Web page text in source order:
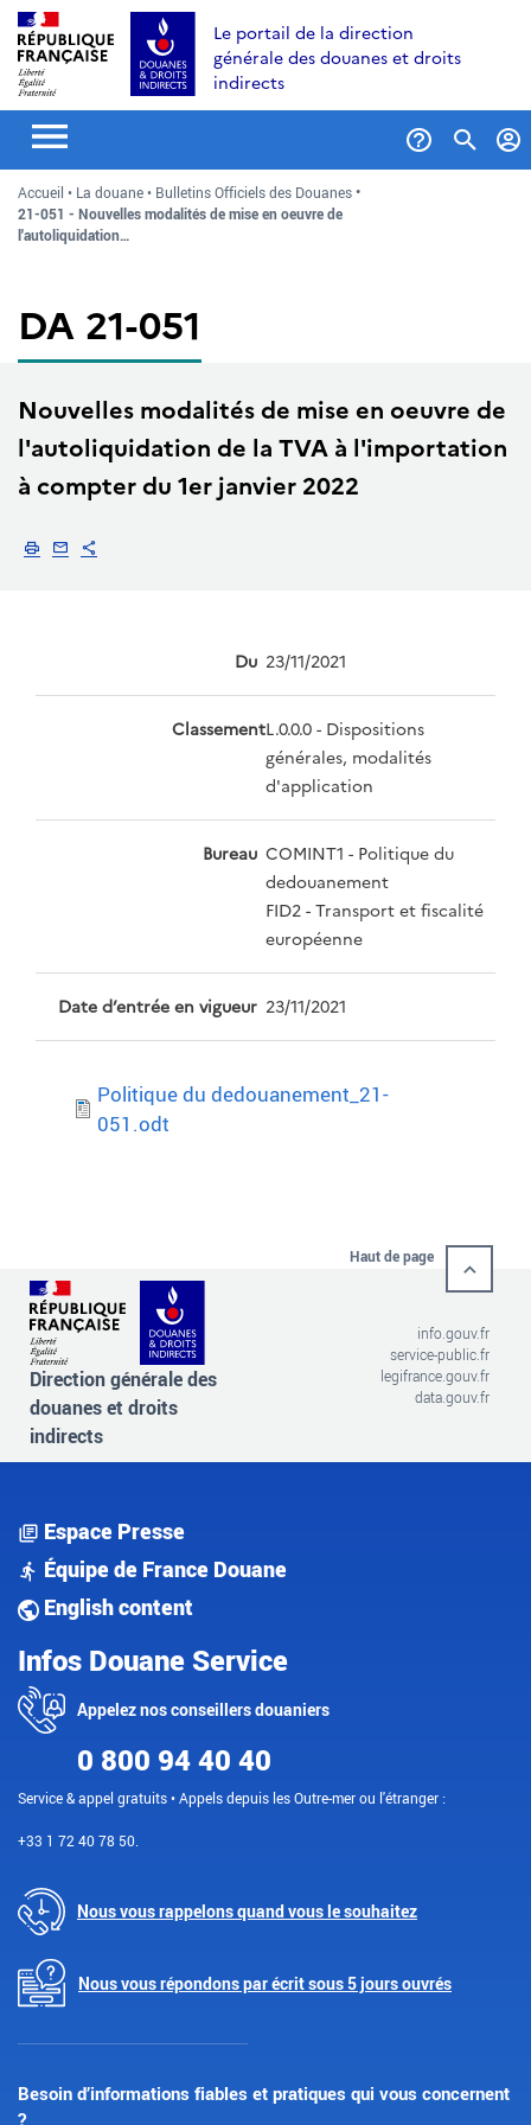
Aller
au
contenu
Aller
recherche
Aller
au
menu
Le portail de la direction
générale des douanes et droits
indirects
Accueil La douane
Bulletins Officiels des Douanes
21-051 - Nouvelles modalités de mise en oeuvre de
l'autoliquidation…
DA 21-051
Nouvelles modalités de mise en oeuvre de
l'autoliquidation de la TVA à l'importation
à compter du 1er janvier 2022
ImprimerEnvoyer par email
Du 23/11/2021
ClassementL.0.0.0 - Dispositions
générales, modalités
d'application
Bureau COMINT1 - Politique du
dedouanement
FID2 - Transport et fiscalité
européenne
Date d’entrée en vigueur 23/11/2021
Politique du dedouanement_21-
051.odt
Haut de page
Direction générale des
douanes et droits
indirects
info.gouv.fr
service-public.fr
legifrance.gouv.fr
data.gouv.fr
Espace Presse
Équipe de France Douane
English content
Infos Douane Service
Appelez nos conseillers douaniers
0 800 94 40 40
Service & appel gratuits • Appels depuis les Outre-mer ou l'étranger :
+33 1 72 40 78 50.
Nous vous rappelons quand vous le souhaitez
Nous vous répondons par écrit sous 5 jours ouvrés
Besoin d’informations fiables et pratiques qui vous concernent
?